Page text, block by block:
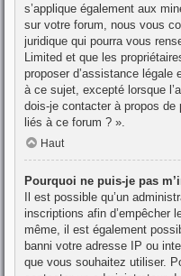
s’applique également aux
sur votre forum, nous vous
juridique qui pourra vous
Limited et que les
proposer d’assistance
à ce sujet, excepté lorsque
dois-je contacter à propos de
liés à ce forum ? ».
Haut
Pourquoi ne puis-je pas
Il est possible qu’un
inscriptions afin d’empêcher
même, il est également
banni votre adresse IP ou
que vous souhaitez utiliser.